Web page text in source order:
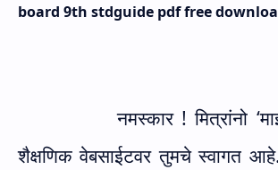
board 9th stdguide pdf free
नमस्कार ! मित्रांनो
शैक्षणिक वेबसाईटवर तुमचे स्वागत